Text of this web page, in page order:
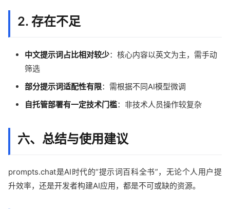
2. 存在不足
中文提示词占比相对较少：核心内容以英文为主，需手动
筛选
部分提示词适配性有限：需根据不同AI模型微调
自托管部署有一定技术门槛：非技术人员操作较复杂
六、总结与使用建议
prompts.chat是AI时代的“提示词百科全书”，无论个人用户提
升效率，还是开发者构建AI应用，都是不可或缺的资源。